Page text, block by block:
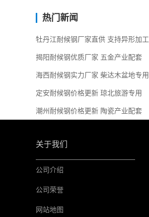
热门新闻
牡丹江耐候钢厂家直供 支持异形加工
揭阳耐候钢优质厂家 五金产业配套
海西耐候钢实力厂家 柴达木盆地专用
定安耐候钢价格更新 琼北旅游专用
潮州耐候钢价格更新 陶瓷产业配套
关于我们
公司介绍
公司荣誉
网站地图